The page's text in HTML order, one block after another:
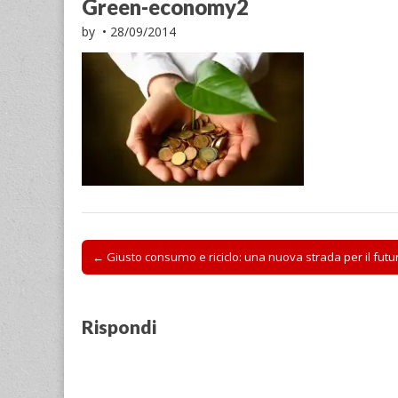
Green-economy2
by • 28/09/2014
Post
navigation
← Giusto consumo e riciclo: una nuova strada per il
Rispondi